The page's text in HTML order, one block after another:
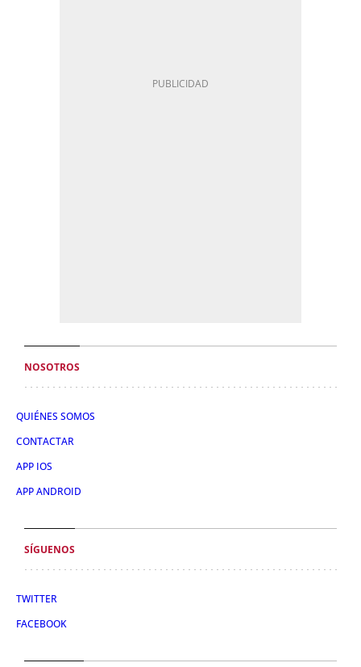
NOSOTROS
QUIÉNES SOMOS
CONTACTAR
APP IOS
APP ANDROID
SÍGUENOS
TWITTER
FACEBOOK